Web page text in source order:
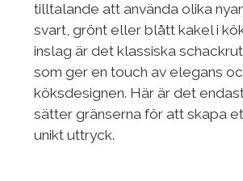
tilltalande att använda olika
svart, grönt eller blått kakel i
inslag är det klassiska
som ger en touch av elegans
köksdesignen. Här är det
sätter gränserna för att skapa
unikt uttryck.